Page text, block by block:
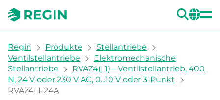
You are here:
Regin Produkte
Stellantriebe
Ventilstellantriebe
Elektromechanische
Stellantriebe
RVAZ4(L1) – Ventilstellantrieb, 400
N, 24 V oder 230 V AC, 0...10 V oder 3-Punkt
RVAZ4L1-24A